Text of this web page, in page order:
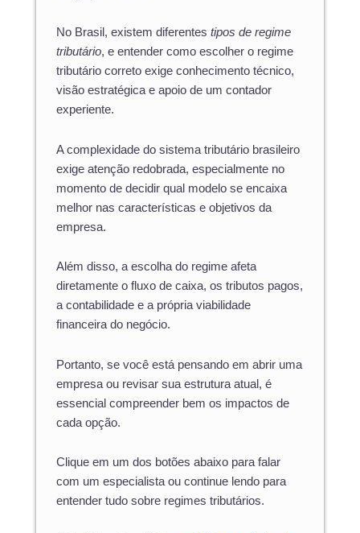
No Brasil, existem diferentes tipos de regime
tributário, e entender como escolher o regime
tributário correto exige conhecimento técnico,
visão estratégica e apoio de um contador
experiente.
A complexidade do sistema tributário brasileiro
exige atenção redobrada, especialmente no
momento de decidir qual modelo se encaixa
melhor nas características e objetivos da
empresa.
Além disso, a escolha do regime afeta
diretamente o fluxo de caixa, os tributos pagos,
a contabilidade e a própria viabilidade
financeira do negócio.
Portanto, se você está pensando em abrir uma
empresa ou revisar sua estrutura atual, é
essencial compreender bem os impactos de
cada opção.
Clique em um dos botões abaixo para falar
com um especialista ou continue lendo para
entender tudo sobre regimes tributários.